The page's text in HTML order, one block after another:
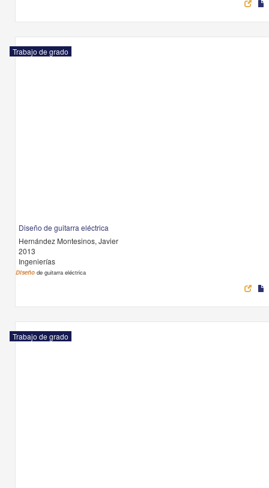
Trabajo de grado
Diseño de guitarra eléctrica
Hernández Montesinos, Javier
2013
Ingenierías
Diseño de guitarra eléctrica
Trabajo de grado